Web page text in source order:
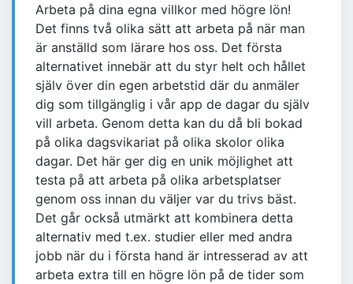
Arbeta på dina egna villkor med högre lön!
Det finns två olika sätt att arbeta på när man
är anställd som lärare hos oss. Det första
alternativet innebär att du styr helt och hållet
själv över din egen arbetstid där du anmäler
dig som tillgänglig i vår app de dagar du själv
vill arbeta. Genom detta kan du då bli bokad
på olika dagsvikariat på olika skolor olika
dagar. Det här ger dig en unik möjlighet att
testa på att arbeta på olika arbetsplatser
genom oss innan du väljer var du trivs bäst.
Det går också utmärkt att kombinera detta
alternativ med t.ex. studier eller med andra
jobb när du i första hand är intresserad av att
arbeta extra till en högre lön på de tider som